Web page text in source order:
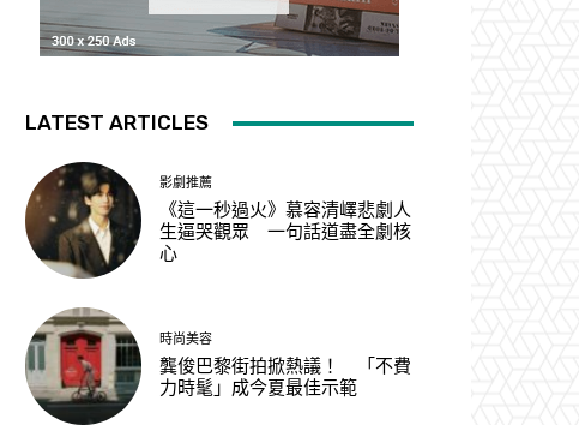
LATEST ARTICLES
影劇推薦
《這一秒過火》慕容清嶧悲劇人
生逼哭觀眾 一句話道盡全劇核
心
時尚美容
龔俊巴黎街拍掀熱議！ 「不費
力時髦」成今夏最佳示範